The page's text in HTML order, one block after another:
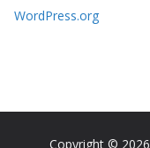
WordPress.org
Copyright © 2026